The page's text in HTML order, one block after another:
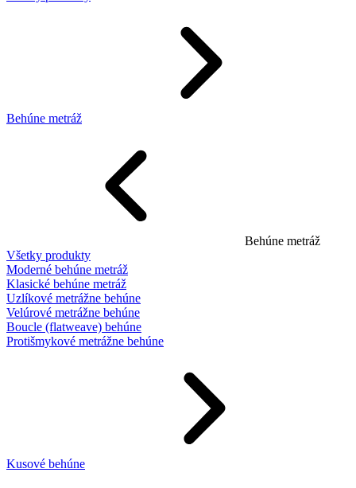
Behúne metráž
Behúne metráž
Všetky produkty
Moderné behúne metráž
Klasické behúne metráž
Uzlíkové metrážne behúne
Velúrové metrážne behúne
Boucle (flatweave) behúne
Protišmykové metrážne behúne
Kusové behúne